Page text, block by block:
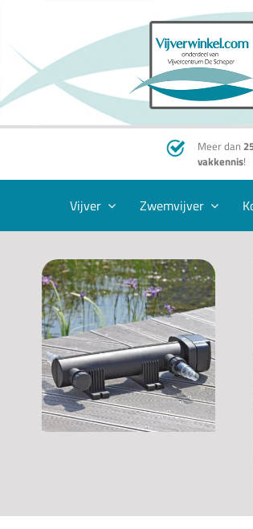
inhoud
Meer dan
vakkennis!
Vijver Zwemvijver